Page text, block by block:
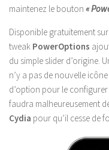
maintenez le bouton «
Disponible gratuitement sur
tweak PowerOptions
du simple slider d’origine.
n’y a pas de nouvelle
d’option pour le
faudra malheureusement
Cydia pour qu’il cesse de